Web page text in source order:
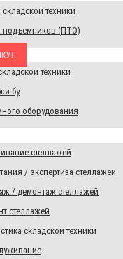
техники
подъемников (ПТО)
техники
бу
оборудования
стеллажей
/ экспертиза стеллажей
/ демонтаж стеллажей
стеллажей
складской техники